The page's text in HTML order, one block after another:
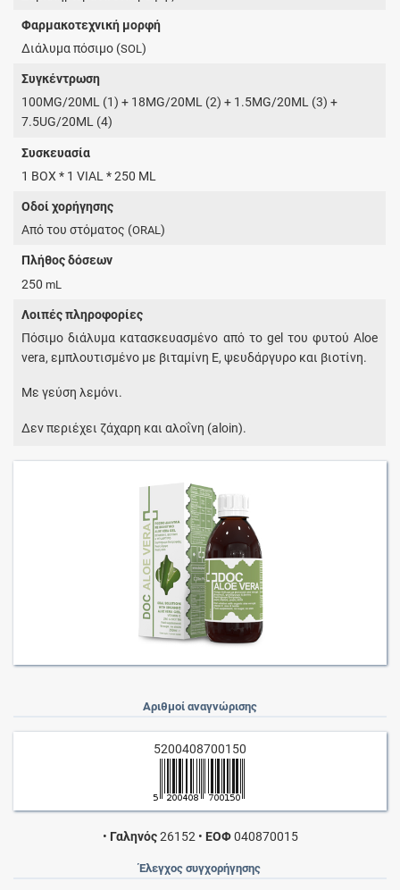
Φαρμακοτεχνική μορφή
Διάλυμα πόσιμο (SOL)
Συγκέντρωση
100MG/20ML (1) + 18MG/20ML (2) + 1.5MG/20ML (3) +
7.5UG/20ML (4)
Συσκευασία
1 BOX * 1 VIAL * 250 ML
Οδοί χορήγησης
Από του στόματος (ORAL)
Πλήθος δόσεων
250mL
Λοιπές πληροφορίες
Πόσιμο διάλυμα κατασκευασμένο από το gel του φυτού Aloe
vera, εμπλουτισμένο με βιταμίνη Ε, ψευδάργυρο και βιοτίνη.
Με γεύση λεμόνι.
Δεν περιέχει ζάχαρη και αλοΐνη (aloin).
Αριθμοί αναγνώρισης
5200408700150
• Γαληνός26152 • ΕΟΦ040870015
Έλεγχος συγχορήγησης